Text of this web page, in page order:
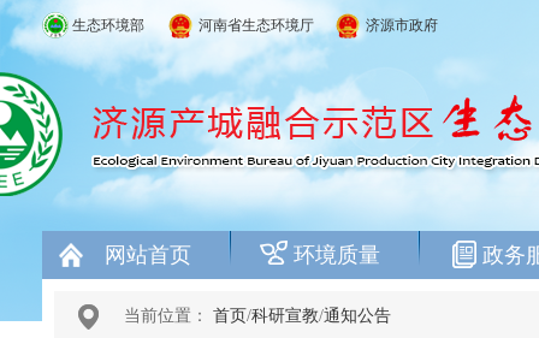
生态环境部 河南省生态环境厅 济源市政府
网站首页 环境质量 政务
当前位置： 首页/科研宣教/通知公告